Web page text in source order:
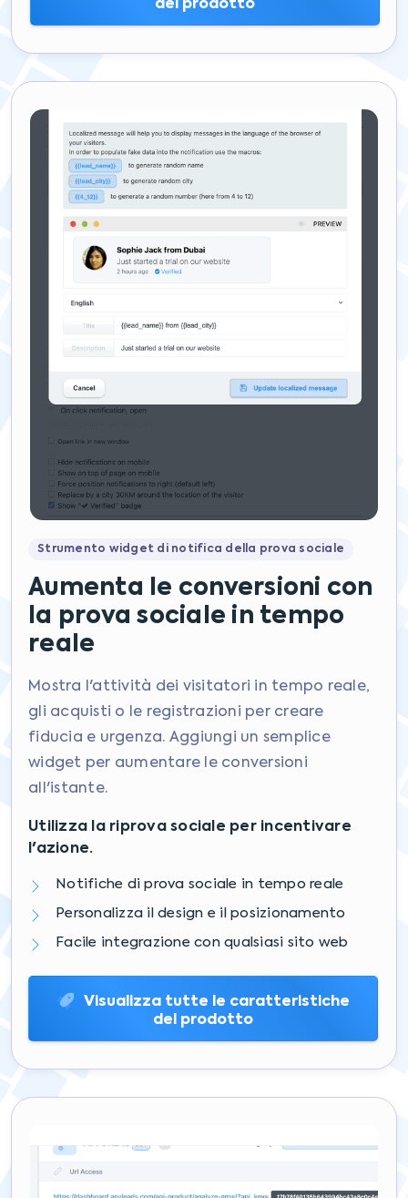
del prodotto
Strumento widget di notifica della prova sociale
Aumenta le conversioni con
la prova sociale in tempo
reale
Mostra l'attività dei visitatori in tempo reale,
gli acquisti o le registrazioni per creare
fiducia e urgenza. Aggiungi un semplice
widget per aumentare le conversioni
all'istante.
Utilizza la riprova sociale per incentivare
l'azione.
Notifiche di prova sociale in tempo reale
Personalizza il design e il posizionamento
Facile integrazione con qualsiasi sito web
Visualizza tutte le caratteristiche
del prodotto